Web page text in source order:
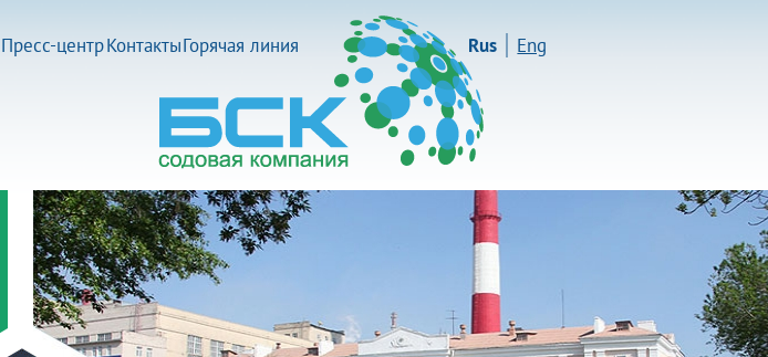
Пресс-центрКонтактыГорячая линия Rus Eng